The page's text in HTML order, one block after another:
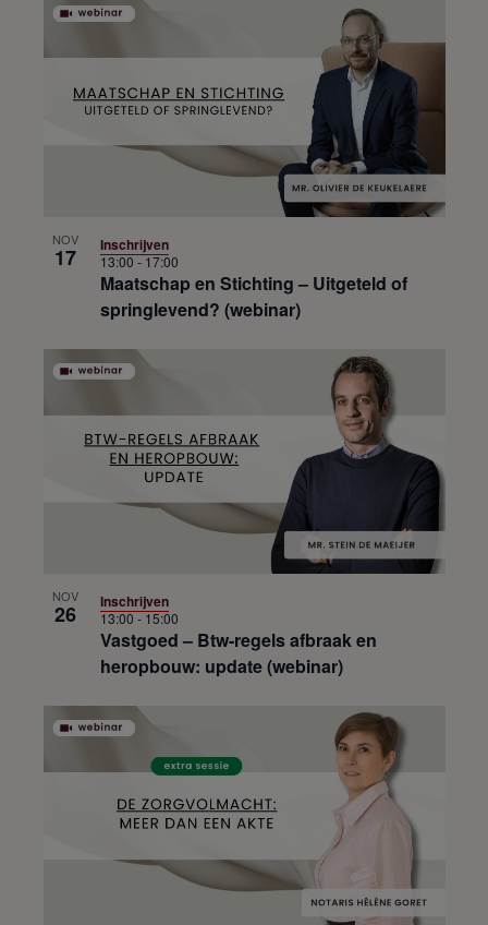
NOV
17
Maatschap en Stichting – Uitgeteld of
springlevend? (webinar)
13:00-17:00
Inschrijven
NOV
26
Vastgoed – Btw-regels afbraak en
heropbouw: update (webinar)
13:00-15:00
Inschrijven